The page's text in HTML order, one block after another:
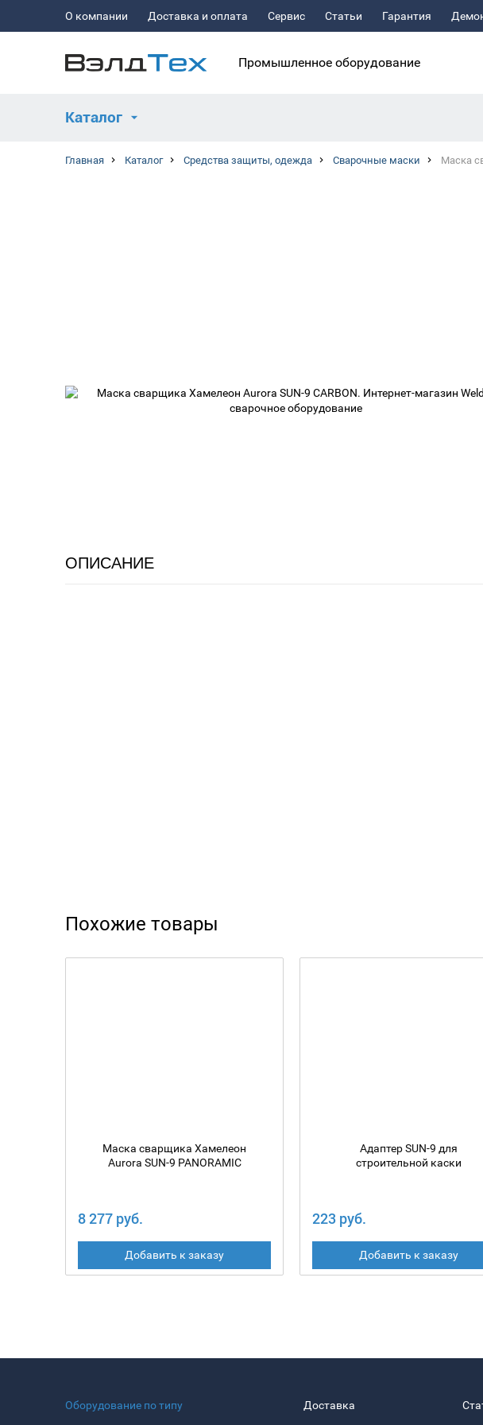
О компании Доставка и оплата Сервис Статьи Гарантия
Промышленное оборудование
Каталог
Главная Каталог Средства защиты, одежда Сварочные маски Маска
ОПИСАНИЕ
Похожие товары
Маска сварщика Хамелеон
Aurora SUN-9 PANORAMIC
8 277 руб.
Добавить к заказу
Адаптер SUN-9 для
строительной каски
223 руб.
Добавить к заказу
Оборудование по типу Доставка